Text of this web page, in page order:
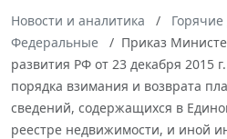
Новости и аналитика
Федеральные
Приказ
развития РФ от 23 декабря 2015
порядка взимания и возврата
сведений, содержащихся в
реестре недвижимости, и иной